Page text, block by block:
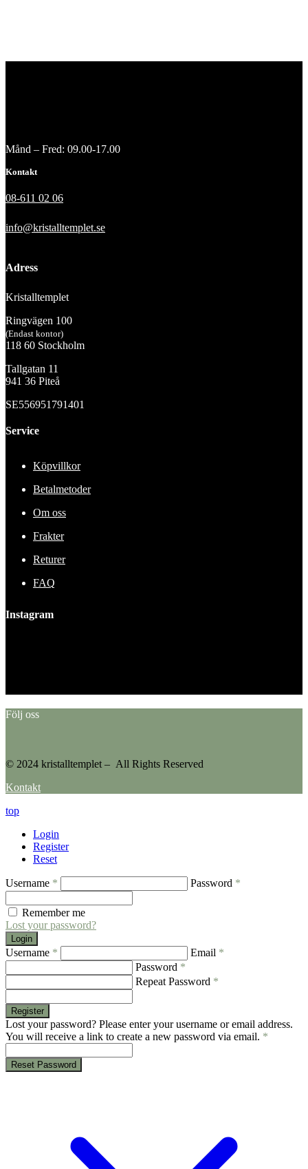
Månd – Fred: 09.00-17.00
Kontakt
08-611 02 06
info@kristalltemplet.se
Adress
Kristalltemplet
Ringvägen 100
(Endast kontor)
118 60 Stockholm
Tallgatan 11
941 36 Piteå
SE556951791401
Service
Köpvillkor
Betalmetoder
Om oss
Frakter
Returer
FAQ
Instagram
Följ oss
© 2024 kristalltemplet – All Rights Reserved
Kontakt
top
Login
Register
Reset
Username * Password *
Remember me
Lost your password?
Login
Username * Email *
Password *
Repeat Password *
Register
Lost your password? Please enter your username or email address.
You will receive a link to create a new password via email. *
Reset Password